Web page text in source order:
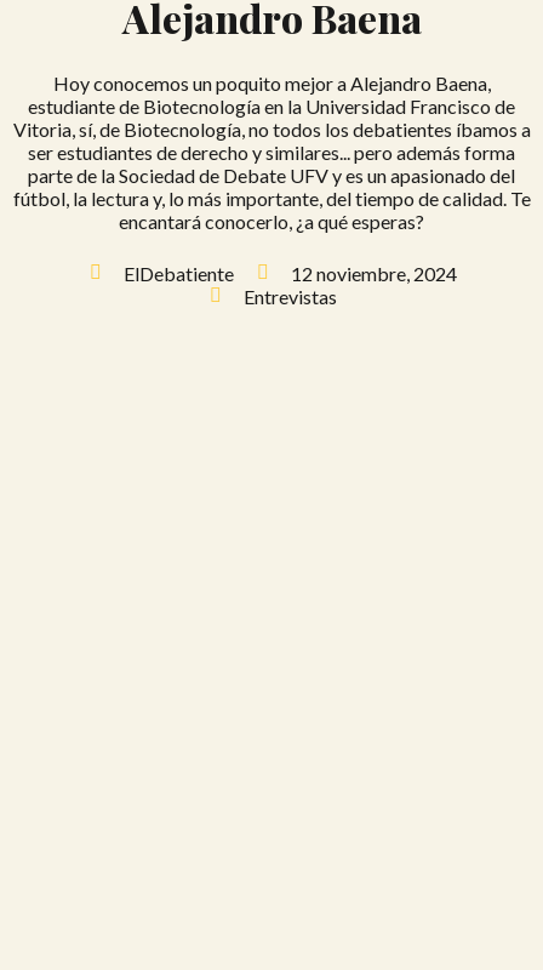
Alejandro Baena
Hoy conocemos un poquito mejor a Alejandro Baena,
estudiante de Biotecnología en la Universidad Francisco de
Vitoria, sí, de Biotecnología, no todos los debatientes íbamos a
ser estudiantes de derecho y similares... pero además forma
parte de la Sociedad de Debate UFV y es un apasionado del
fútbol, la lectura y, lo más importante, del tiempo de calidad. Te
encantará conocerlo, ¿a qué esperas?
ElDebatiente
12 noviembre, 2024
Entrevistas